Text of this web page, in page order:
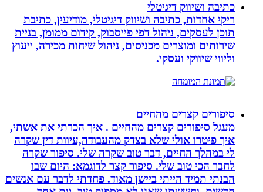
כתיבה ושיווק דיגיטלי
ריקי אחדות, כתיבה ושיווק דיגיטלי, מודיעין, כתיבת
תוכן לעסקים, ניהול דפי פייסבוק, קידום ממומן, בניית
שירותים ומוצרים מכניסים, ניהול שיחות מכירה, ייעוץ
וליווי שיווקי ועסקי.
סיפורים קצרים מהחיים
מעגל סיפורים קצרים מהחיים . איך הכרתי את אשתי,
איך פיטרו אולי שלא בצדק מהעבודה,עיוות דין שקרה
לי במהלך החיים, דבר טוב שקרה שלי. סיפור שקרה
לחבר הכי טוב שלי. סיפור קצר לדוגמא: היום שבו
הבנתי תמיד הייתי ביישן מאוד. פחדתי לדבר עם אנשים